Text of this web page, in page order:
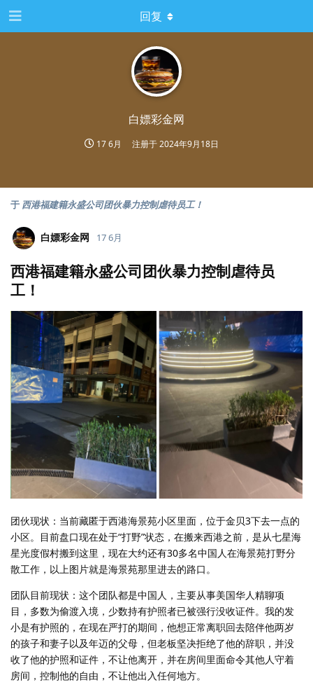
白嫖彩金网
17 6月 注册于2024年9月18日
回复
于 西港福建籍永盛公司团伙暴力控制虐待员工！
白嫖彩金网 17 6月
西港福建籍永盛公司团伙暴力控制虐待员
工！
团伙现状：当前藏匿于西港海景苑小区里面，位于金贝3下去一点的
小区。目前盘口现在处于“打野”状态，在搬来西港之前，是从七星海
星光度假村搬到这里，现在大约还有30多名中国人在海景苑打野分
散工作，以上图片就是海景苑那里进去的路口。
团队目前现状：这个团队都是中国人，主要从事美国华人精聊项
目，多数为偷渡入境，少数持有护照者已被强行没收证件。我的发
小是有护照的，在现在严打的期间，他想正常离职回去陪伴他两岁
的孩子和妻子以及年迈的父母，但老板坚决拒绝了他的辞职，并没
收了他的护照和证件，不让他离开，并在房间里面命令其他人守着
房间，控制他的自由，不让他出入任何地方。